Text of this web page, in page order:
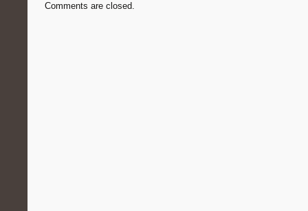
Comments are closed.